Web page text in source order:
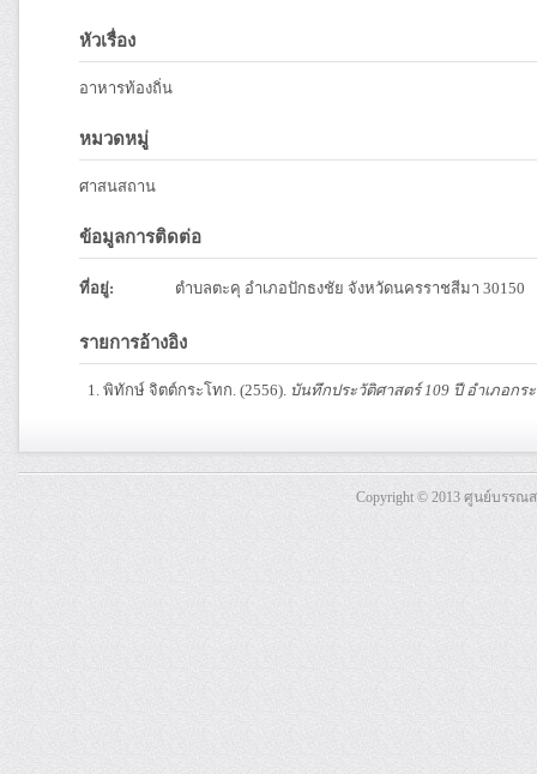
หัวเรื่อง
อาหารท้องถิ่น
หมวดหมู่
ศาสนสถาน
ข้อมูลการติดต่อ
ที่อยู่: ตำบลตะคุ อำเภอปักธงชัย จังหวัดนครราชสีมา 30150
รายการอ้างอิง
พิทักษ์ จิตต์กระโทก. (2556). บันทึกประวัติศาสตร์ 109 ปี อำเภอกร
Copyright © 2013 ศูนย์บรร